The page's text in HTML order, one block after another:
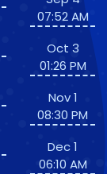
07:52 AM
Oct 3
01:26 PM
Nov 1
08:30 PM
Dec 1
06:10 AM